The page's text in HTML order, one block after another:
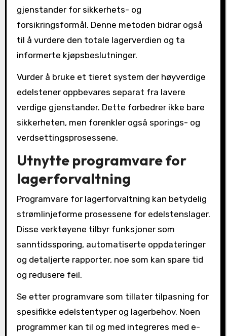
gjenstander for sikkerhets- og
forsikringsformål. Denne metoden bidrar også
til å vurdere den totale lagerverdien og ta
informerte kjøpsbeslutninger.
Vurder å bruke et tieret system der høyverdige
edelstener oppbevares separat fra lavere
verdige gjenstander. Dette forbedrer ikke bare
sikkerheten, men forenkler også sporings- og
verdsettingsprosessene.
Utnytte programvare for
lagerforvaltning
Programvare for lagerforvaltning kan betydelig
strømlinjeforme prosessene for edelstenslager.
Disse verktøyene tilbyr funksjoner som
sanntidssporing, automatiserte oppdateringer
og detaljerte rapporter, noe som kan spare tid
og redusere feil.
Se etter programvare som tillater tilpasning for
spesifikke edelstentyper og lagerbehov. Noen
programmer kan til og med integreres med e-